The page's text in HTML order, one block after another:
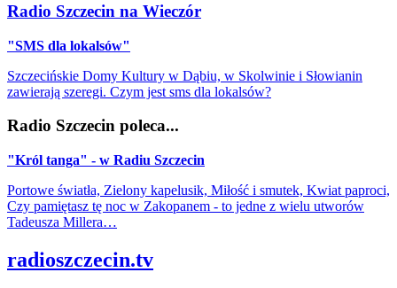
Radio Szczecin na Wieczór
"SMS dla lokalsów"
Szczecińskie Domy Kultury w Dąbiu, w Skolwinie i Słowianin
zawierają szeregi. Czym jest sms dla lokalsów?
Radio Szczecin poleca...
"Król tanga" - w Radiu Szczecin
Portowe światła, Zielony kapelusik, Miłość i smutek, Kwiat paproci,
Czy pamiętasz tę noc w Zakopanem - to jedne z wielu utworów
Tadeusza Millera…
radioszczecin.tv